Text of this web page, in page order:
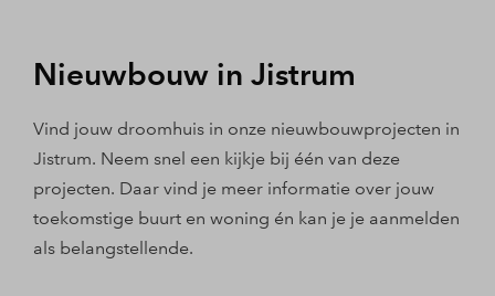
Nieuwbouw in Jistrum
Vind jouw droomhuis in onze nieuwbouwprojecten in
Jistrum. Neem snel een kijkje bij één van deze
projecten. Daar vind je meer informatie over jouw
toekomstige buurt en woning én kan je je aanmelden
als belangstellende.